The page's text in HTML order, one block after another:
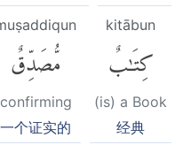
kitābun
كِتَٰبٌ
(is) a Book
经典
مُّصَدِّقٌ
confirming
一个证实的